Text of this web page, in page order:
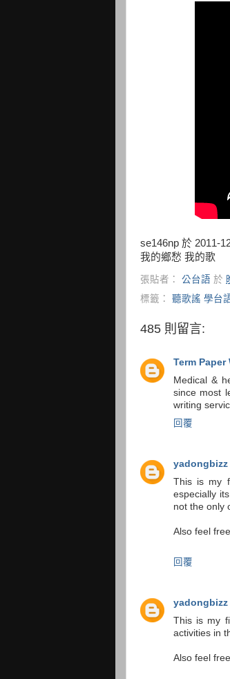
se146np 於 2011-
我的鄉愁 我的歌
張貼者： 公台語 於
標籤： 聽歌謠 學台
485 則留言:
Term
Medical &
since most
writing
回覆
yadongbizz
This is my
especially
not the only
Also feel
回覆
yadongbizz
This is my
activities in
Also feel